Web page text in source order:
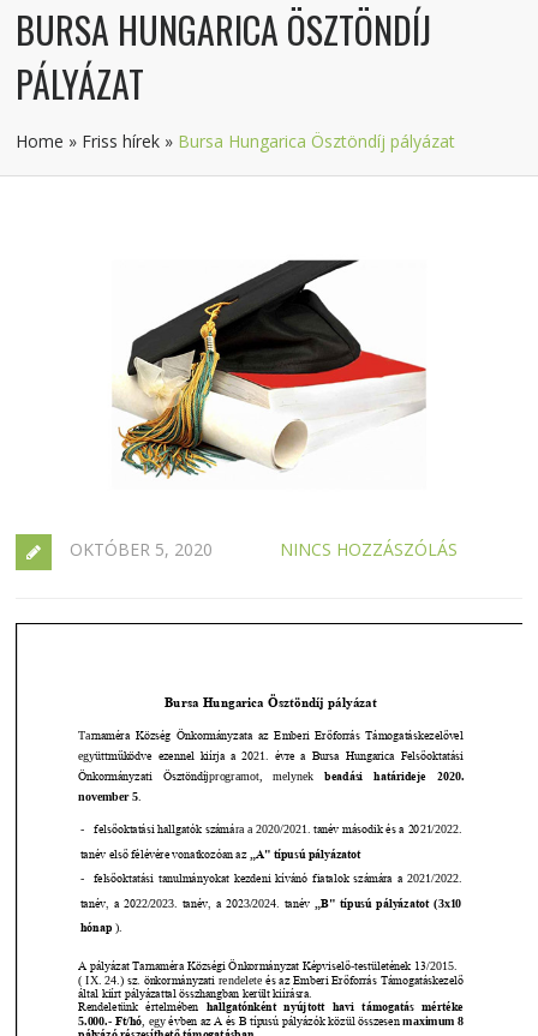
BURSA HUNGARICA ÖSZTÖNDÍJ
PÁLYÁZAT
Home » Friss hírek » Bursa Hungarica Ösztöndíj pályázat
OKTÓBER 5, 2020 NINCS HOZZÁSZÓLÁS